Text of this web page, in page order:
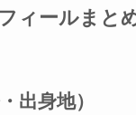
ィールまと
出身地）